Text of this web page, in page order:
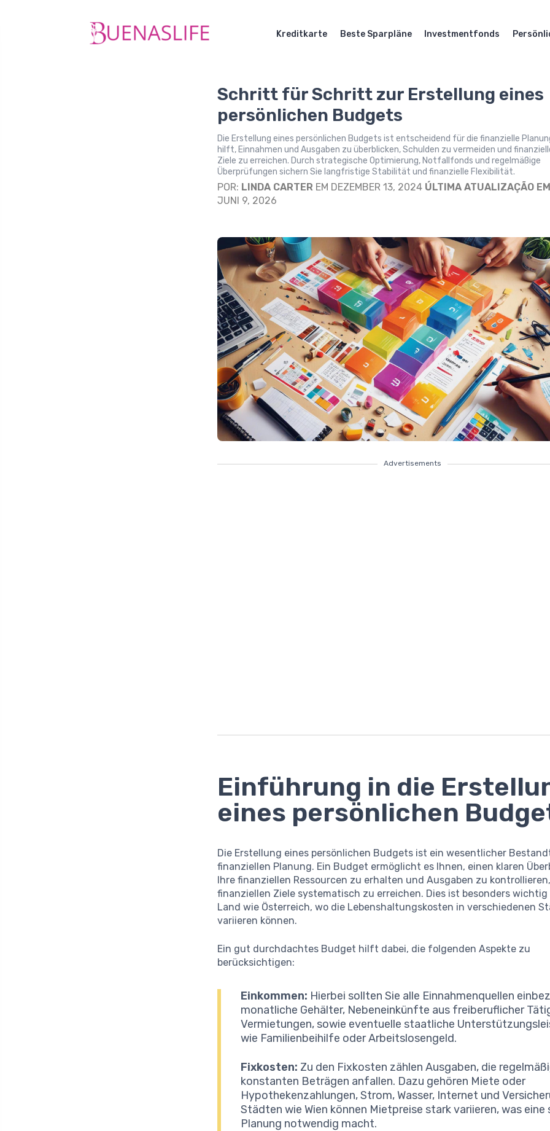
Kreditkarte Beste Sparpläne Investmentfonds
Schritt für Schritt zur Erstellung eines
persönlichen Budgets
Die Erstellung eines persönlichen Budgets ist entscheidend für die finanzielle
hilft, Einnahmen und Ausgaben zu überblicken, Schulden zu vermeiden und
Ziele zu erreichen. Durch strategische Optimierung, Notfallfonds und regelmäßige
Überprüfungen sichern Sie langfristige Stabilität und finanzielle Flexibilität.
POR: LINDA CARTER EM DEZEMBER 13, 2024 ÚLTIMA ATUALIZAÇÃO
JUNI 9, 2026
Advertisements
Einführung in die
eines persönlichen
Die Erstellung eines persönlichen Budgets ist ein wesentlicher
finanziellen Planung. Ein Budget ermöglicht es Ihnen, einen klaren
Ihre finanziellen Ressourcen zu erhalten und Ausgaben zu
finanziellen Ziele systematisch zu erreichen. Dies ist besonders wichtig
Land wie Österreich, wo die Lebenshaltungskosten in verschiedenen
variieren können.
Ein gut durchdachtes Budget hilft dabei, die folgenden Aspekte zu
berücksichtigen:
Einkommen: Hierbei sollten Sie alle Einnahmenquellen
monatliche Gehälter, Nebeneinkünfte aus freiberuflicher
Vermietungen, sowie eventuelle staatliche
wie Familienbeihilfe oder Arbeitslosengeld.
Fixkosten: Zu den Fixkosten zählen Ausgaben, die
konstanten Beträgen anfallen. Dazu gehören Miete oder
Hypothekenzahlungen, Strom, Wasser, Internet und
Städten wie Wien können Mietpreise stark variieren, was
Planung notwendig macht.